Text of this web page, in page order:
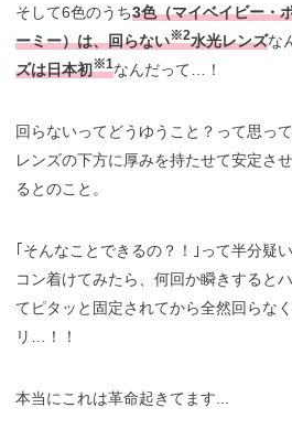
そして6色のうち3色（マイベイビー・
ーミー）は、回らない※2水光レンズな
ズは日本初※1なんだって…！
回らないってどうゆうこと？って思っ
レンズの下方に厚みを持たせて安定さ
るとのこと。
｢そんなことできるの？！｣って半分疑
コン着けてみたら、何回か瞬きすると
てピタッと固定されてから全然回らな
リ…！！
本当にこれは革命起きてます...